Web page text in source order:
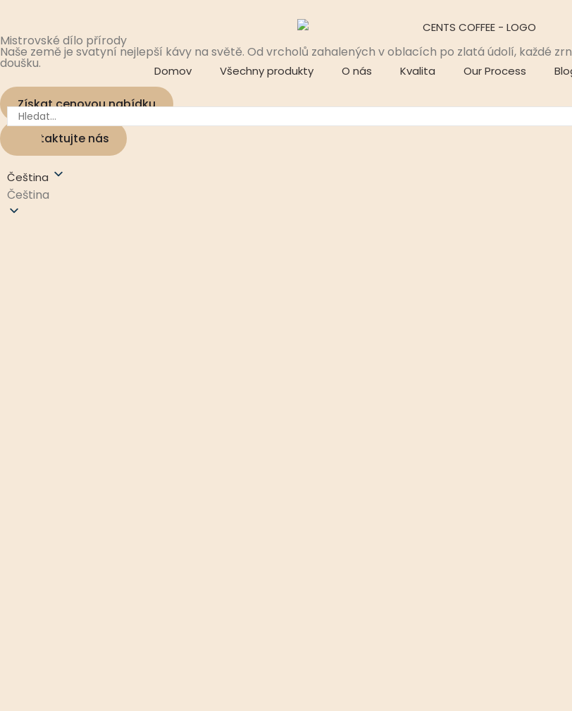
Domov Všechny produkty O nás Kvalita Our Process
Čeština
Čeština
Mistrovské dílo přírody
Naše země je svatyní nejlepší kávy na světě. Od vrcholů zahalených v oblacích po zlatá údolí, každé
doušku.
Získat cenovou nabídku
Kontaktujte nás